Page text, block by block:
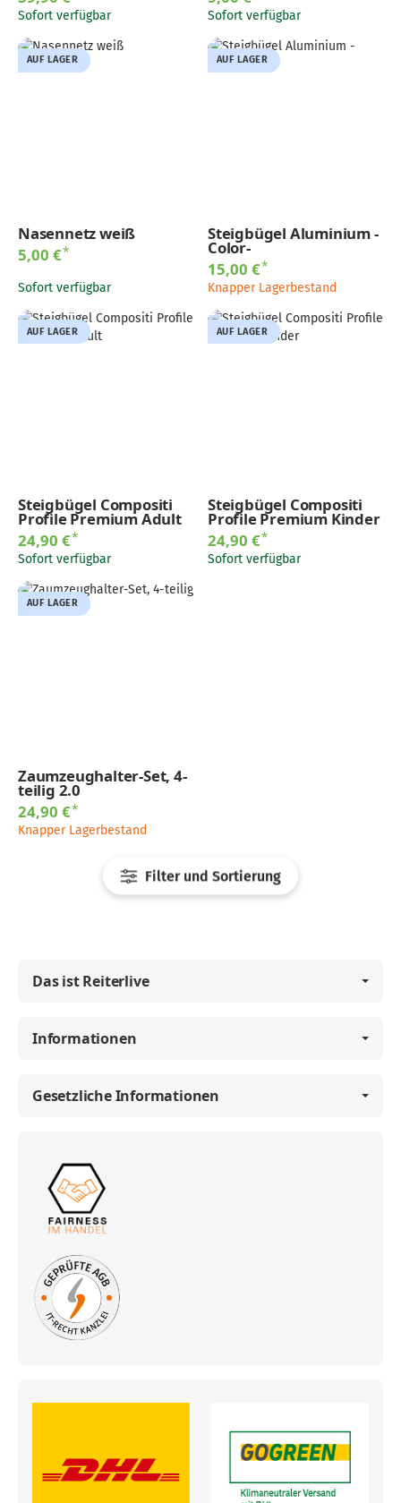
Filter und Sortierung
Sofort verfügbar Sofort verfügbar
AUF LAGER
Nasennetz weiß
5,00 €*
Sofort verfügbar
AUF LAGER
Steigbügel Aluminium -
Color-
15,00 €*
Knapper Lagerbestand
AUF LAGER
Steigbügel Compositi
Profile Premium Adult
24,90 €*
Sofort verfügbar
AUF LAGER
Steigbügel Compositi
Profile Premium Kinder
24,90 €*
Sofort verfügbar
AUF LAGER
Zaumzeughalter-Set, 4-
teilig 2.0
24,90 €*
Knapper Lagerbestand
Das ist Reiterlive
Informationen
Gesetzliche Informationen